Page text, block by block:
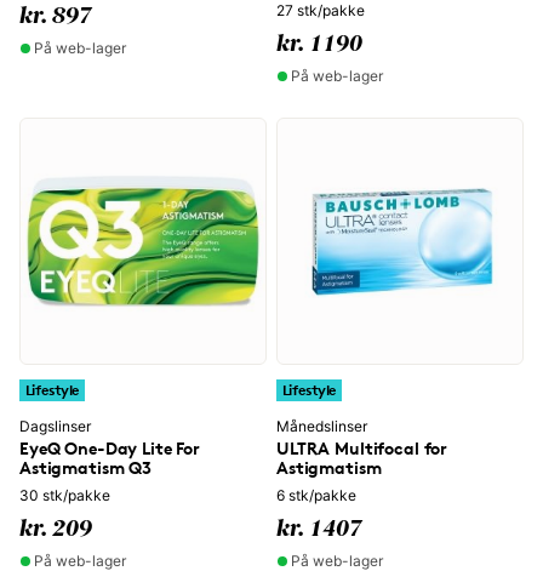
kr. 897
På web-lager
27 stk/pakke
kr. 1190
På web-lager
Lifestyle
Dagslinser
EyeQ One-Day Lite For
Astigmatism Q3
30 stk/pakke
kr. 209
På web-lager
Lifestyle
Månedslinser
ULTRA Multifocal for
Astigmatism
6 stk/pakke
kr. 1407
På web-lager